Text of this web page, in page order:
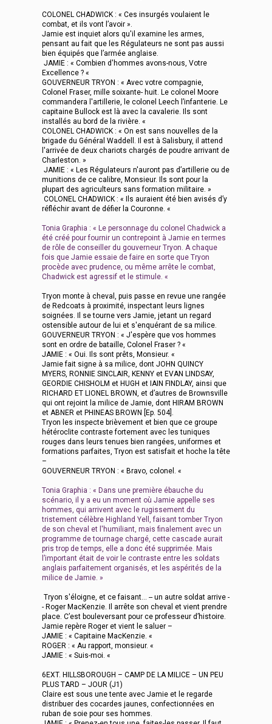
COLONEL CHADWICK : « Ces insurgés voulaient le
combat, et ils vont l’avoir ».
Jamie est inquiet alors qu'il examine les armes,
pensant au fait que les Régulateurs ne sont pas aussi
bien équipés que l’armée anglaise.
JAMIE : « Combien d'hommes avons-nous, Votre
Excellence ? «
GOUVERNEUR TRYON : « Avec votre compagnie,
Colonel Fraser, mille soixante- huit. Le colonel Moore
commandera l'artillerie, le colonel Leech l’infanterie. Le
capitaine Bullock est là avec la cavalerie. Ils sont
installés au bord de la rivière. «
COLONEL CHADWICK : « On est sans nouvelles de la
brigade du Général Waddell. Il est à Salisbury, il attend
l'arrivée de deux chariots chargés de poudre arrivant de
Charleston. »
JAMIE : « Les Régulateurs n'auront pas d’artillerie ou de
munitions de ce calibre, Monsieur. Ils sont pour la
plupart des agriculteurs sans formation militaire. »
COLONEL CHADWICK : « Ils auraient été bien avisés d’y
réfléchir avant de défier la Couronne. «
Tonia Graphia : « Le personnage du colonel Chadwick a
été créé pour fournir un contrepoint à Jamie en termes
de rôle de conseiller du gouverneur Tryon. A chaque
fois que Jamie essaie de faire en sorte que Tryon
procède avec prudence, ou même arrête le combat,
Chadwick est agressif et le stimule. «
Tryon monte à cheval, puis passe en revue une rangée
de Redcoats à proximité, inspectant leurs lignes
soignées. Il se tourne vers Jamie, jetant un regard
ostensible autour de lui et s'enquérant de sa milice.
GOUVERNEUR TRYON : « J'espère que vos hommes
sont en ordre de bataille, Colonel Fraser ? «
JAMIE : « Oui. Ils sont prêts, Monsieur. «
Jamie fait signe à sa milice, dont JOHN QUINCY
MYERS, RONNIE SINCLAIR, KENNY et EVAN LINDSAY,
GEORDIE CHISHOLM et HUGH et IAIN FINDLAY, ainsi que
RICHARD ET LIONEL BROWN, et d’autres de Brownsville
qui ont rejoint la milice de Jamie, dont HIRAM BROWN
et ABNER et PHINEAS BROWN [Ep. 504].
Tryon les inspecte brièvement et bien que ce groupe
hétéroclite contraste fortement avec les tuniques
rouges dans leurs tenues bien rangées, uniformes et
formations parfaites, Tryon est satisfait et hoche la tête
–
GOUVERNEUR TRYON : « Bravo, colonel. «
Tonia Graphia : « Dans une première ébauche du
scénario, il y a eu un moment où Jamie appelle ses
hommes, qui arrivent avec le rugissement du
tristement célèbre Highland Yell, faisant tomber Tryon
de son cheval et l'humiliant, mais finalement avec un
programme de tournage chargé, cette cascade aurait
pris trop de temps, elle a donc été supprimée. Mais
l’important était de voir le contraste entre les soldats
anglais parfaitement organisés, et les aspérités de la
milice de Jamie. »
Tryon s'éloigne, et ce faisant... -- un autre soldat arrive -
- Roger MacKenzie. Il arrête son cheval et vient prendre
place. C’est bouleversant pour ce professeur d’histoire.
Jamie repère Roger et vient le saluer –
JAMIE : « Capitaine MacKenzie. «
ROGER : « Au rapport, monsieur. «
JAMIE : « Suis-moi. «
6EXT. HILLSBOROUGH – CAMP DE LA MILICE – UN PEU
PLUS TARD – JOUR (J1)
Claire est sous une tente avec Jamie et le regarde
distribuer des cocardes jaunes, confectionnées en
ruban de soie pour ses hommes.